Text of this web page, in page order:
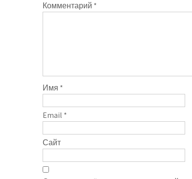
Комментарий *
Имя *
Email *
Сайт